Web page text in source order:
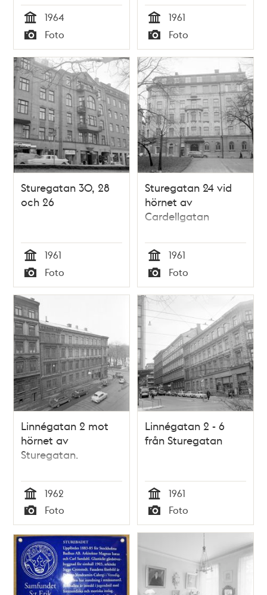
Tid
1964
Typ
Foto Tid
1961
Typ
Foto
Sturegatan 30, 28
och 26
Tid
1961
Typ
Foto
Sturegatan 24 vid
hörnet av
Cardellgatan
Tid
1961
Typ
Foto
Linnégatan 2 mot
hörnet av
Sturegatan.
Tid
1962
Typ
Foto
Linnégatan 2 - 6
från Sturegatan
Tid
1961
Typ
Foto